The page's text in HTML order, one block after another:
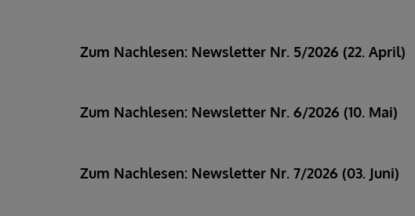
Zum Nachlesen: Newsletter Nr. 5/2026 (22. April)
Zum Nachlesen: Newsletter Nr. 6/2026 (10. Mai)
Zum Nachlesen: Newsletter Nr. 7/2026 (03. Juni)